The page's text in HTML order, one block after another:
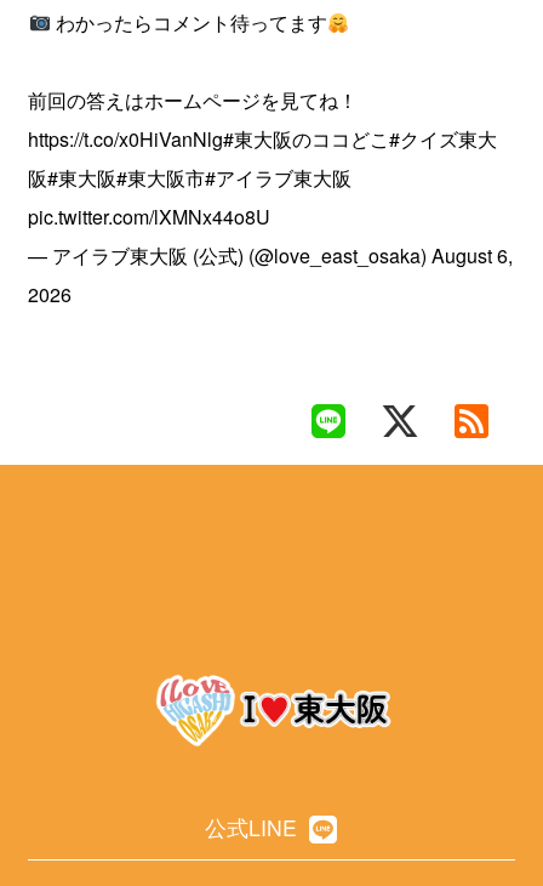
わかったらコメント待ってます
前回の答えはホームページを見てね！
https://t.co/x0HiVanNlg#東大阪のココどこ#クイズ東大
阪#東大阪#東大阪市#アイラブ東大阪
pic.twitter.com/lXMNx44o8U
— アイラブ東大阪 (公式) (@love_east_osaka)August 6,
2026
公式LINE